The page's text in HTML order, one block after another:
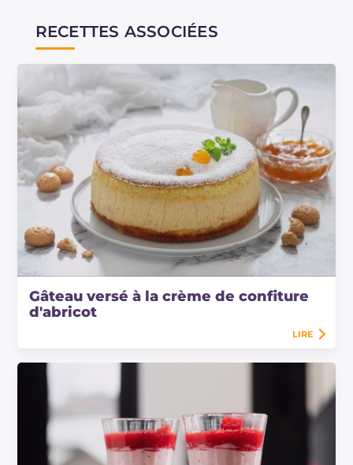
RECETTES ASSOCIÉES
Gâteau versé à la crème de confiture
d'abricot
LIRE